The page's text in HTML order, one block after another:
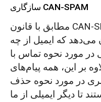
سازگاری CAN-SPAM
مطابق با قانون CAN-SPAM، تمام ایمیل‌های ارسالی
که ایمیل از چه
مورد نحوه تماس با
بر این، همه پیام‌های
در مورد نحوه حذف
تا دیگر ایمیلی از ما